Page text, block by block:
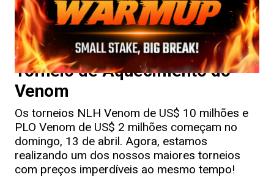
Torneio de Aquecimento do
Venom
Os torneios NLH Venom de US$ 10 milhões e
PLO Venom de US$ 2 milhões começam no
domingo, 13 de abril. Agora, estamos
realizando um dos nossos maiores torneios
com preços imperdíveis ao mesmo tempo!